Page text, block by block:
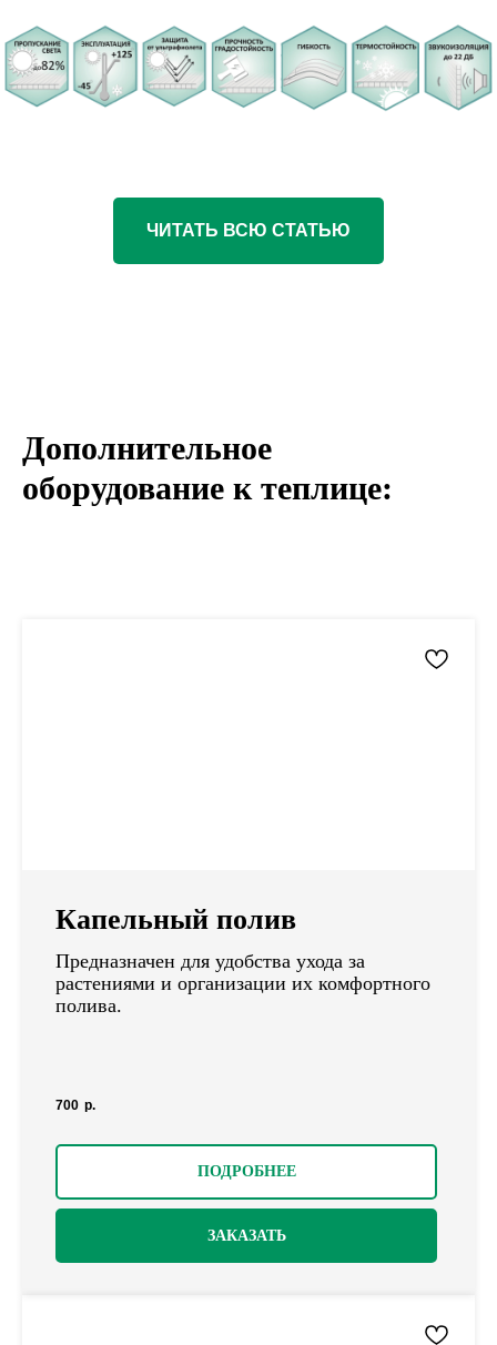
ЧИТАТЬ ВСЮ СТАТЬЮ
Дополнительное
оборудование к теплице:
Капельный полив
Предназначен для удобства ухода за
растениями и организации их комфортного
полива.
700 р.
ПОДРОБНЕЕ
ЗАКАЗАТЬ